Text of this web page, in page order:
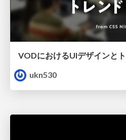
VODにおけるUIデザインと
ukn530